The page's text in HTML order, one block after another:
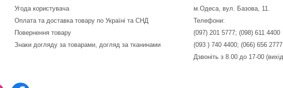
Угода користувача
Оплата та доставка товару по Україні та СНД
Повернення товару
Знаки догляду за товарами, догляд за тканинами
м.Одеса, вул. Базова, 11.
Телефони:
(097) 201 5777; (098) 611 4400
(093 ) 740 4400; (066) 656 2777
Дзвоніть з 8.00 до 17-00